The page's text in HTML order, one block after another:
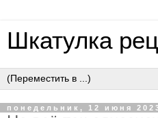
Шкатулка
понедельник, 12 июня